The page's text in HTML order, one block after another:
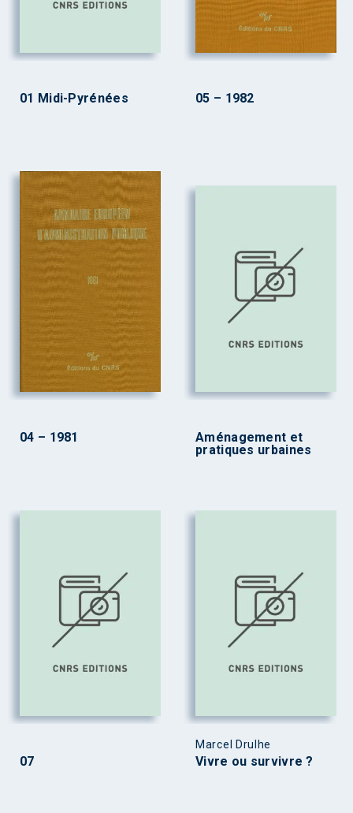
01 Midi-Pyrénées 05 – 1982
04 – 1981
Aménagement et
pratiques urbaines
07
Marcel Drulhe
Vivre ou survivre ?